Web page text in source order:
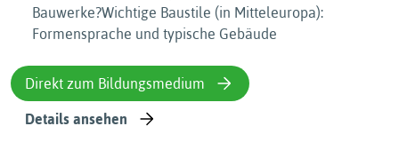
Bauwerke?Wichtige Baustile (in Mitteleuropa):
Formensprache und typische Gebäude
Direkt zum Bildungsmedium
Details ansehen